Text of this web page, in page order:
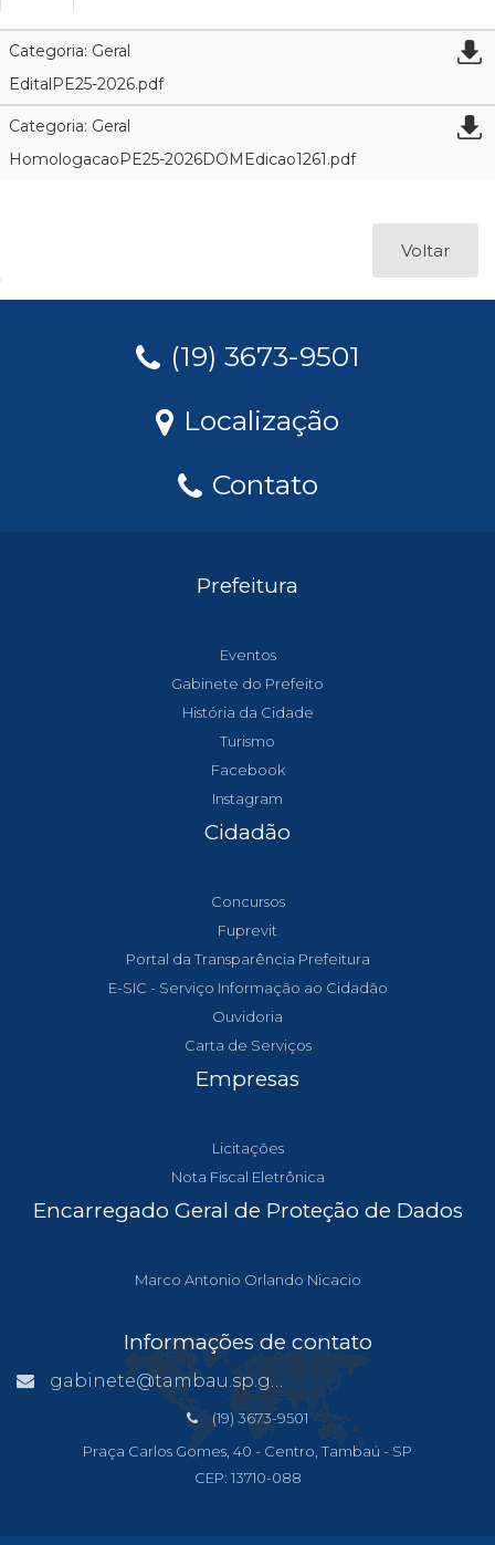
Categoria: Geral
EditalPE25-2026.pdf
Categoria: Geral
HomologacaoPE25-2026DOMEdicao1261.pdf
Voltar
(19) 3673-9501
Localização
Contato
Prefeitura
Eventos
Gabinete do Prefeito
História da Cidade
Turismo
Facebook
Instagram
Cidadão
Concursos
Fuprevit
Portal da Transparência Prefeitura
E-SIC - Serviço Informação ao Cidadão
Ouvidoria
Carta de Serviços
Empresas
Licitações
Nota Fiscal Eletrônica
Encarregado Geral de Proteção de Dados
Marco Antonio Orlando Nicacio
Informações de contato
gabinete@tambau.sp.gov.br
(19) 3673-9501
Praça Carlos Gomes, 40 - Centro, Tambaú - SP
CEP: 13710-088